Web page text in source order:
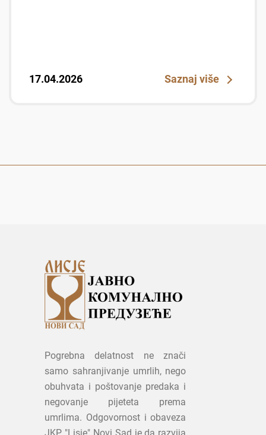
17.04.2026 Saznaj više
Pogrebna delatnost ne znači
samo sahranjivanje umrlih, nego
obuhvata i poštovanje predaka i
negovanje pijeteta prema
umrlima. Odgovornost i obaveza
JKP "Lisje" Novi Sad je da razvija